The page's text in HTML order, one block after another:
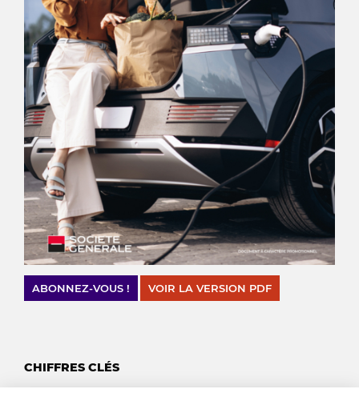
ABONNEZ-VOUS ! VOIR LA VERSION PDF
CHIFFRES CLÉS